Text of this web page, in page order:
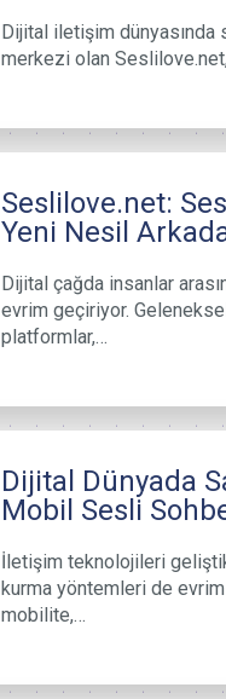
Dijital iletişim dünyasında
merkezi olan
Seslilove.net:
Yeni Nesil
Dijital çağda insanlar
evrim geçiriyor.
platformlar,…
Dijital Dünyada
Mobil Sesli
İletişim teknolojileri
kurma yöntemleri de
mobilite,…